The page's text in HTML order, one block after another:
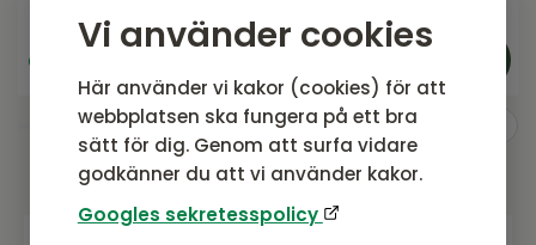
Vi använder cookies
Här använder vi kakor (cookies) för att
webbplatsen ska fungera på ett bra
sätt för dig. Genom att surfa vidare
godkänner du att vi använder kakor.
Googles sekretesspolicy